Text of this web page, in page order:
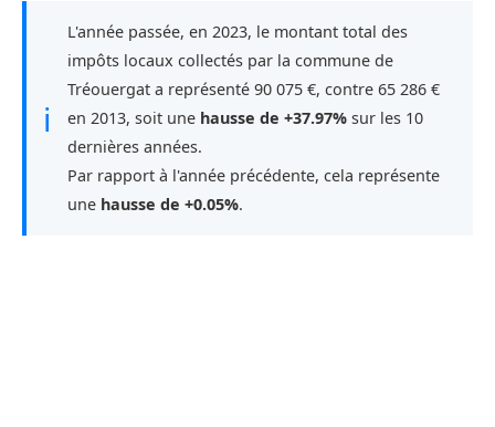
ℹ
L'année passée, en 2023, le montant total des
impôts locaux collectés par la commune de
Tréouergat a représenté 90 075 €, contre 65 286 €
en 2013, soit une hausse de +37.97% sur les 10
dernières années.
Par rapport à l'année précédente, cela représente
une hausse de +0.05%.